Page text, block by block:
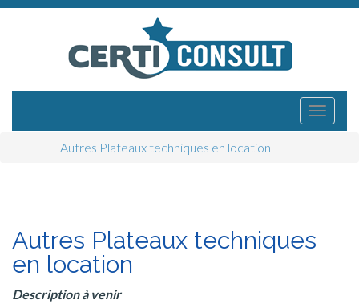
principal
contenu
Autres Plateaux techniques en location
Autres Plateaux techniques
en location
Description à venir